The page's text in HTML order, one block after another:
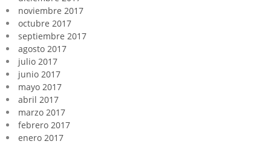
noviembre 2017
octubre 2017
septiembre 2017
agosto 2017
julio 2017
junio 2017
mayo 2017
abril 2017
marzo 2017
febrero 2017
enero 2017